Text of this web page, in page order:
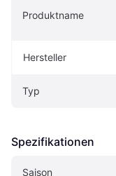
Produktname
Hersteller
Typ
Spezifikationen
Saison